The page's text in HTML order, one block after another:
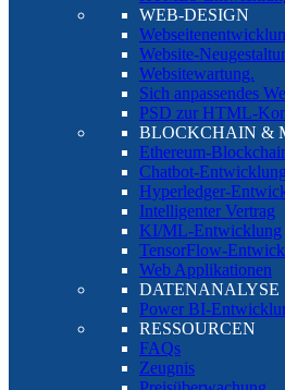
WEB-DESIGN
Website-
Websitewartung.
Sich anpassendes
PSD zur HTML-
BLOCKCHAIN &
Ethereum-
Chatbot-Entwicklung
Hyperledger-
Intelligenter Vertrag
KI/ML-Entwicklung
TensorFlow-
Web Applikationen
DATENANALYSE
Power BI-
RESSOURCEN
FAQs
Zeugnis